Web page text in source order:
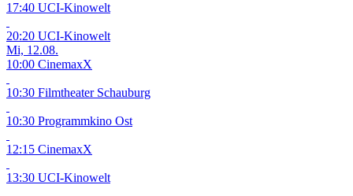
17:40 UCI-Kinowelt
20:20 UCI-Kinowelt
Mi, 12.08.
10:00 CinemaxX
10:30 Filmtheater Schauburg
10:30 Programmkino Ost
12:15 CinemaxX
13:30 UCI-Kinowelt